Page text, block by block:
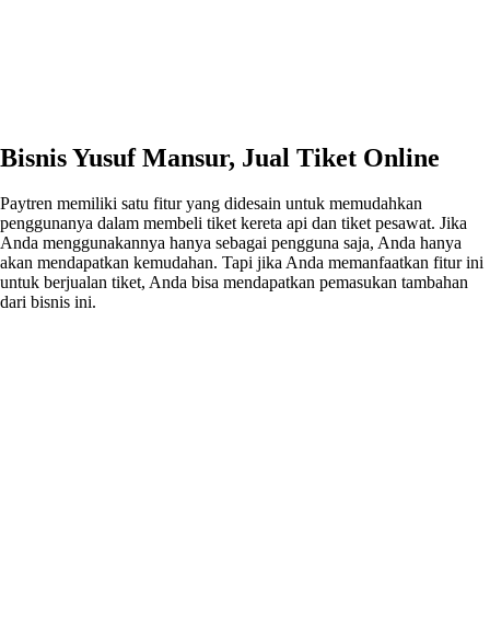
Bisnis Yusuf Mansur, Jual Tiket Online
Paytren memiliki satu fitur yang didesain untuk memudahkan
penggunanya dalam membeli tiket kereta api dan tiket pesawat. Jika
Anda menggunakannya hanya sebagai pengguna saja, Anda hanya
akan mendapatkan kemudahan. Tapi jika Anda memanfaatkan fitur ini
untuk berjualan tiket, Anda bisa mendapatkan pemasukan tambahan
dari bisnis ini.